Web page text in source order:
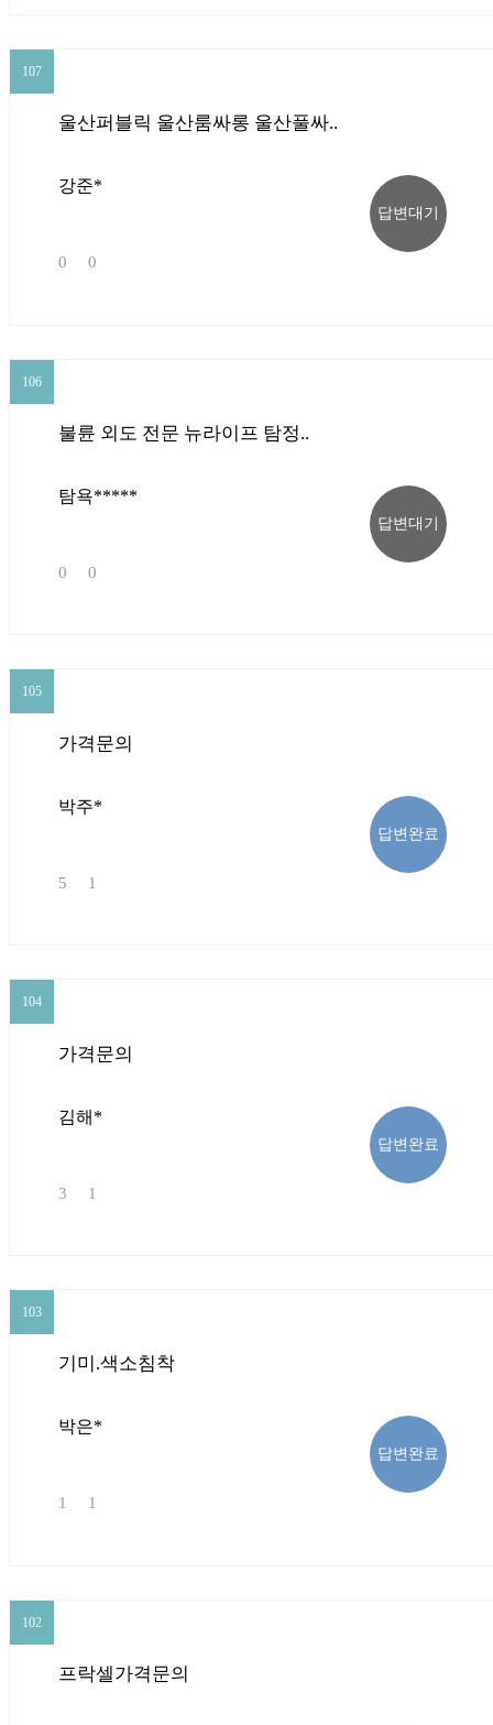
107
107
울산퍼블릭 울산룸싸롱 울산풀싸..
강준*
답변대기
0 0
106
106
불륜 외도 전문 뉴라이프 탐정..
탐욕*****
답변대기
0 0
105
105
가격문의
박주*
답변완료
5 1
104
104
가격문의
김해*
답변완료
3 1
103
103
기미.색소침착
박은*
답변완료
1 1
102
102
프락셀가격문의